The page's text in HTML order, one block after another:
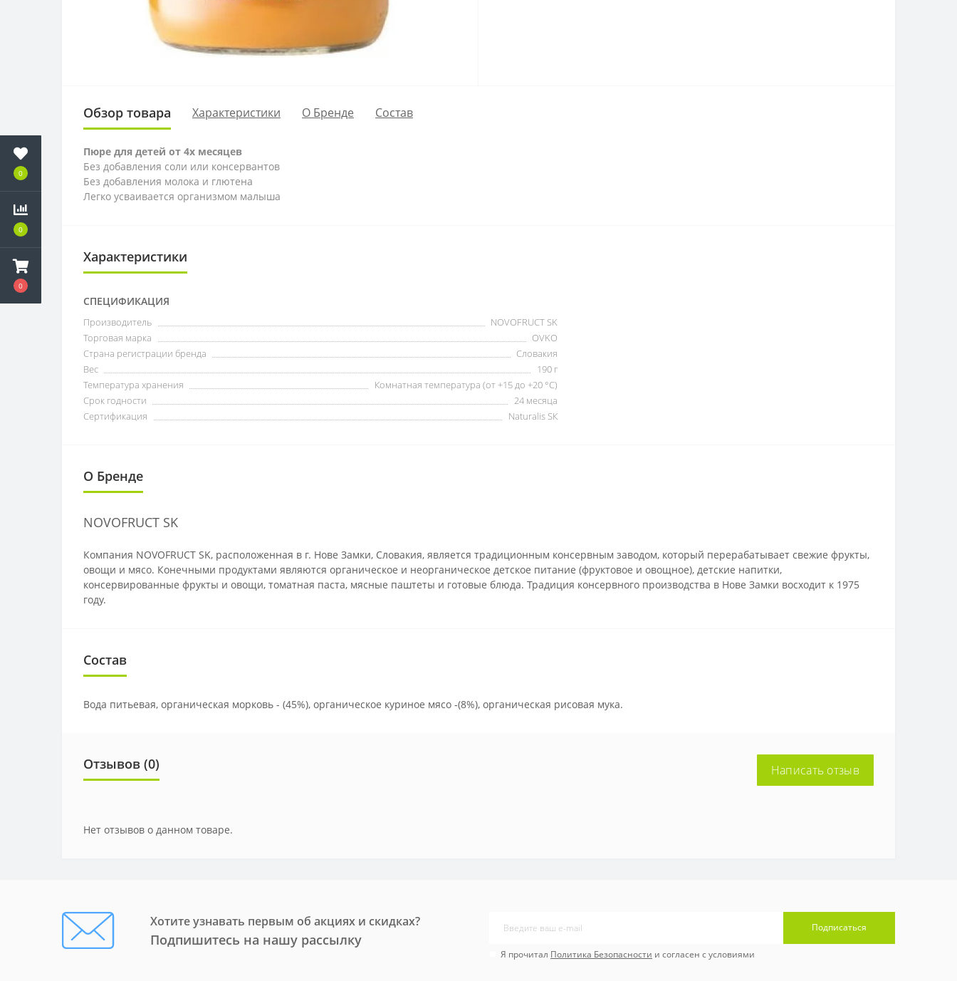
0
0
0
Обзор товара Характеристики О Бренде Состав
Пюре для детей от 4х месяцев
Без добавления соли или консервантов
Без добавления молока и глютена
Легко усваивается организмом малыша
Характеристики
СПЕЦИФИКАЦИЯ
Производитель
NOVOFRUCT SK
Торговая марка
OVKO
Страна регистрации бренда
Словакия
Вес
190 г
Температура хранения
Комнатная температура (от +15 до +20 °C)
Срок годности
24 месяца
Сертификация
Naturalis SК
О Бренде
NOVOFRUCT SK
Компания NOVOFRUCT SK, расположенная в г. Нове Замки, Словакия, является традиционным консервным заводом, который перерабатывает свежие фрукты,
овощи и мясо. Конечными продуктами являются органическое и неорганическое детское питание (фруктовое и овощное), детские напитки,
консервированные фрукты и овощи, томатная паста, мясные паштеты и готовые блюда. Традиция консервного производства в Нове Замки восходит к 1975
году.
Состав
Вода питьевая, органическая морковь - (45%), органическое куриное мясо -(8%), органическая рисовая мука.
Отзывов (0) Написать отзыв
Нет отзывов о данном товаре.
Хотите узнавать первым об акциях и скидках?
Подпишитесь на нашу рассылку
Подписаться
Я прочитал Политика Безопасности и согласен с условиями